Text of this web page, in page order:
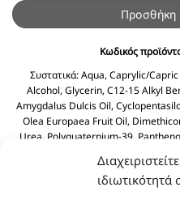
ιδιωτικότητά
Προσθήκη
Κωδικός
Συστατικά:Aqua, Caprylic/
Alcohol, Glycerin, C12-15 Alkyl
Amygdalus Dulcis Oil,
Olea Europaea Fruit Oil,
Urea, Polyquaternium-39,